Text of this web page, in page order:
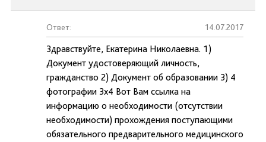
Ответ: 14.07.2017
Здравствуйте, Екатерина Николаевна. 1)
Документ удостоверяющий личность,
гражданство 2) Документ об образовании 3) 4
фотографии 3x4 Вот Вам ссылка на
информацию о необходимости (отсутствии
необходимости) прохождения поступающими
обязательного предварительного медицинского